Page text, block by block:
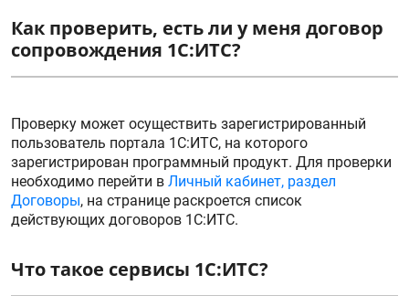
Как проверить, есть ли у меня договор
сопровождения 1С:ИТС?
Проверку может осуществить зарегистрированный
пользователь портала 1С:ИТС, на которого
зарегистрирован программный продукт. Для проверки
необходимо перейти в Личный кабинет, раздел
Договоры, на странице раскроется список
действующих договоров 1С:ИТС.
Что такое сервисы 1С:ИТС?